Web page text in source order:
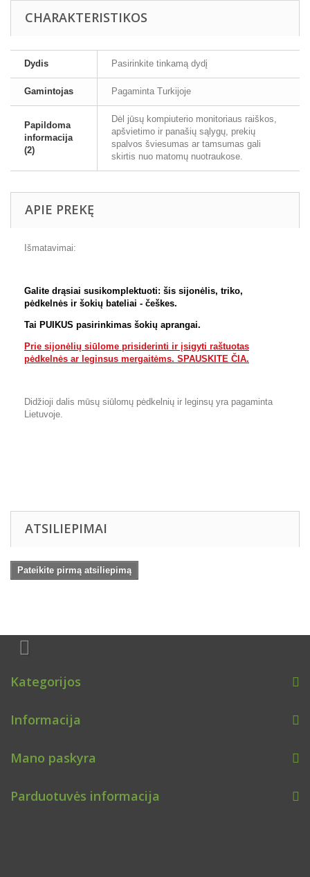
CHARAKTERISTIKOS
Dydis Pasirinkite tinkamą dydį
Gamintojas Pagaminta Turkijoje
Papildoma
informacija
(2)
Dėl jūsų kompiuterio monitoriaus raiškos,
apšvietimo ir panašių sąlygų, prekių
spalvos šviesumas ar tamsumas gali
skirtis nuo matomų nuotraukose.
APIE PREKĘ
Išmatavimai:
Galite drąsiai susikomplektuoti: šis sijonėlis, triko,
pėdkelnės ir šokių bateliai - češkes.
Tai PUIKUS pasirinkimas šokių aprangai.
Prie sijonėlių siūlome prisiderinti ir įsigyti raštuotas
pėdkelnės ar leginsus mergaitėms. SPAUSKITE ČIA.
Didžioji dalis mūsų siūlomų pėdkelnių ir leginsų yra pagaminta
Lietuvoje.
ATSILIEPIMAI
Pateikite pirmą atsiliepimą
Kategorijos
Informacija
Mano paskyra
Parduotuvės informacija